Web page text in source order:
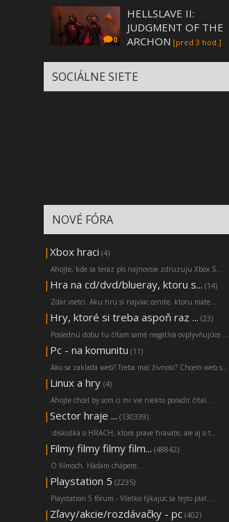
0
HELLSLAVE II:
JUDGMENT OF THE
ARCHON [pred 3 hod.]
SOCIÁLNE SIETE
NOVÉ FÓRA
| Xbox hraci (4)
Ahojte, kde sa teraz pls najnovsie zdruzuju Xbox S...
| Hra na cd/dvd/blueray, ktoru s... (14)
Zdar vsetci. Aku hru si najviac cenite, ktoru mate...
| Hry, ktoré si treba aspoň raz ... (23)
Poslednú dobu tu čítam samé negatíva ovplyvňujúce ...
| Pc - na komunitu (11)
Ako sa zakladá web? Treba mať živnosť? Chcem web s...
| Linux a hry (4)
Ahojte chcel by som ci mi vie niekto poradiť čítal...
| Sector hraje ... (130339)
:diskoška o HRACH, ktore prave hravate, ale aj o t...
| Filmy filmy filmy film... (48842)
O filmoch. Hádam chápete....
| Playstation 5 (2235)
Playstation 5 fórum - Všetko týkajúc sa tejto plat...
| Zľavy/akcie/rozdávačky - pc (402)